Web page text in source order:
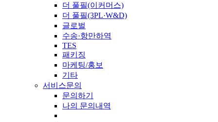
더 풀필(이커머스)
더 풀필(3PL·W&D)
글로벌
수송·항만하역
TES
패키징
마케팅/홍보
기타
서비스문의
문의하기
나의 문의내역